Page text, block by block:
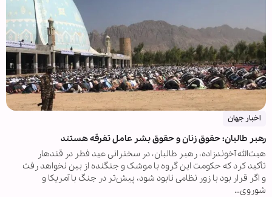
اخبار جهان
رهبر طالبان: حقوق زنان و حقوق بشر عامل تفرقه هستند
هبت‌الله آخوندزاده، رهبر طالبان، در سخنرانی عید فطر در قندهار
تأکید کرد که حکومت این گروه با موشک و جنگنده از بین نخواهد رفت
و اگر قرار بود با زور نظامی نابود شود، پیش‌تر در جنگ با آمریکا و
شوروی…